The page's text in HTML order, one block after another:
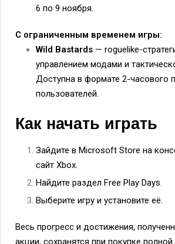
6 по 9 ноября.
С ограниченным временем игры:
Wild Bastards — roguelike-
управлением модами и
Доступна в формате 2-часового
пользователей.
Как начать играть
Зайдите в Microsoft Store на
сайт Xbox.
Найдите раздел Free Play Days.
Выберите игру и установите её.
Весь прогресс и достижения,
акции, сохранятся при покупке полной